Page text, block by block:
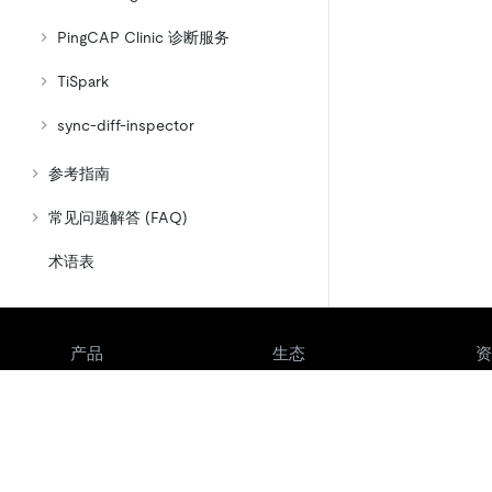
PingCAP Clinic 诊断服务
TiSpark
sync-diff-inspector
参考指南
常见问题解答 (FAQ)
术语表
产品 生态